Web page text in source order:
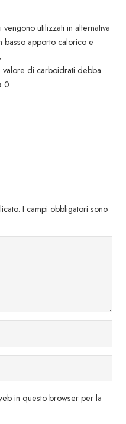
utilizzati in alternativa
basso apporto calorico e
di carboidrati debba
0.
I campi obbligatori sono
in questo browser per la